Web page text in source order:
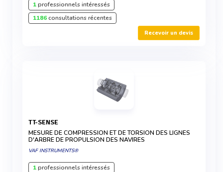
1professionnels intéressés
1186consultations récentes
Recevoir un devis
TT-SENSE
MESURE DE COMPRESSION ET DE TORSION DES LIGNES
D'ARBRE DE PROPULSION DES NAVIRES
VAF INSTRUMENTS®
1professionnels intéressés